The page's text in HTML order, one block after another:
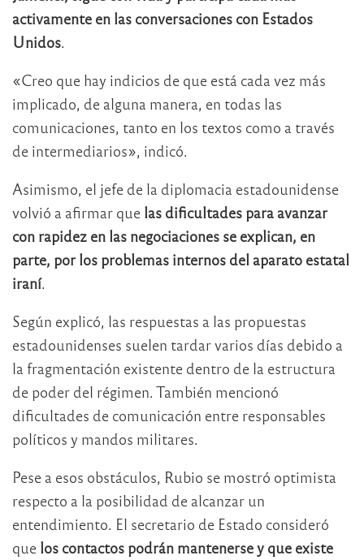
activamente en las conversaciones con Estados
Unidos
«Creo que hay indicios de que está cada vez más
implicado, de alguna manera, en todas las
comunicaciones, tanto en los textos como a través
de intermediarios», indicó.
Asimismo, el jefe de la diplomacia estadounidense
volvió a afirmar que las dificultades para avanzar
con rapidez en las negociaciones se explican, en
parte, por los problemas internos del aparato estatal
iraní.
Según explicó, las respuestas a las propuestas
estadounidenses suelen tardar varios días debido a
la fragmentación existente dentro de la estructura
de poder del régimen. También mencionó
dificultades de comunicación entre responsables
políticos y mandos militares.
Pese a esos obstáculos, Rubio se mostró optimista
respecto a la posibilidad de alcanzar un
entendimiento. El secretario de Estado consideró
que los contactos podrán mantenerse y que existe